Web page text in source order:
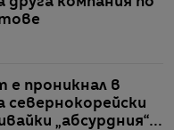
е проникнал в
севернокорейски
„абсурдния“